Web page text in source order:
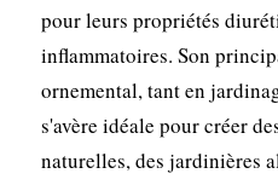
pour leurs propriétés
inflammatoires. Son
ornemental, tant en
s'avère idéale pour créer
naturelles, des jardinières